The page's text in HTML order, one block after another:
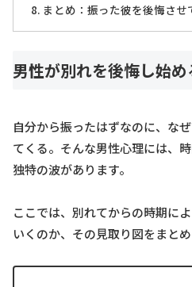
まとめ：振った彼を後悔さ
男性が別れを後悔し始め
自分から振ったはずなのに、な
てくる。そんな男性心理には、
独特の波があります。
ここでは、別れてからの時期に
いくのか、その見取り図をまとめ